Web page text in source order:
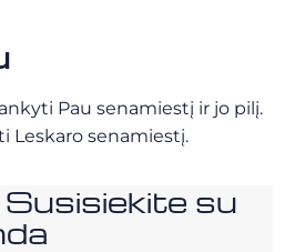
Pau senamiestį ir jo pilį.
Leskaro senamiestį.
su